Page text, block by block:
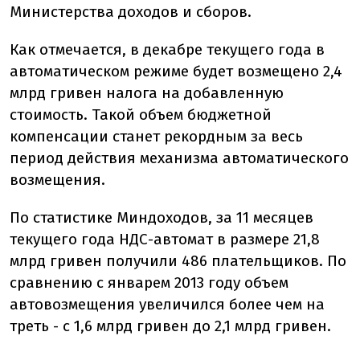
Министерства доходов и сборов.
Как отмечается, в декабре текущего года в
автоматическом режиме будет возмещено 2,4
млрд гривен налога на добавленную
стоимость. Такой объем бюджетной
компенсации станет рекордным за весь
период действия механизма автоматического
возмещения.
По статистике Миндоходов, за 11 месяцев
текущего года НДС-автомат в размере 21,8
млрд гривен получили 486 плательщиков. По
сравнению с январем 2013 году объем
автовозмещения увеличился более чем на
треть - с 1,6 млрд гривен до 2,1 млрд гривен.